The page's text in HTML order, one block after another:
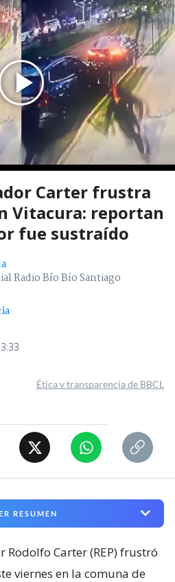
Carter frustra
Vitacura: reportan
fue sustraído
Radio Bío Bío Santiago
Ética y transparencia de BBCL
RESUMEN
Rodolfo Carter (REP) frustró
viernes en la comuna de